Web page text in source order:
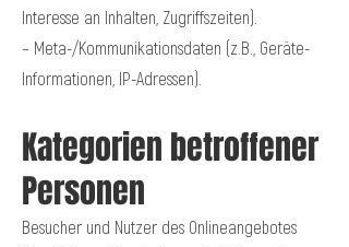
Interesse an Inhalten, Zugriffszeiten).
– Meta-/Kommunikationsdaten (z.B., Geräte-
Informationen, IP-Adressen).
Kategorien betroffener
Personen
Besucher und Nutzer des Onlineangebotes